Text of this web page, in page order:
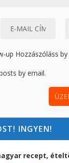
up Hozzászóláss by
by email.
INGYEN!
recept,